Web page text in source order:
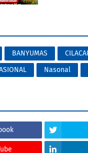
BANYUMAS
Nasonal